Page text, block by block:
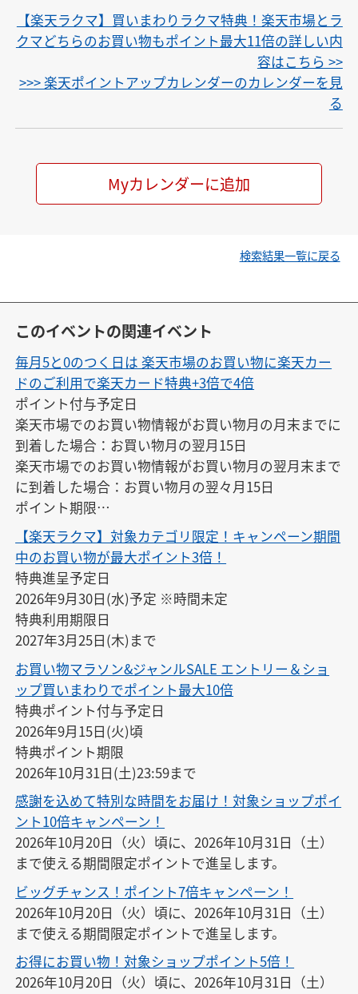
【楽天ラクマ】買いまわりラクマ特典！楽天市場とラ
クマどちらのお買い物もポイント最大11倍の詳しい内
容はこちら >>
>>> 楽天ポイントアップカレンダーのカレンダーを見
る
Myカレンダーに追加
検索結果一覧に戻る
このイベントの関連イベント
毎月5と0のつく日は 楽天市場のお買い物に楽天カー
ドのご利用で楽天カード特典+3倍で4倍
ポイント付与予定日
楽天市場でのお買い物情報がお買い物月の月末までに
到着した場合：お買い物月の翌月15日
楽天市場でのお買い物情報がお買い物月の翌月末まで
に到着した場合：お買い物月の翌々月15日
ポイント期限
付与の翌月末日23:59
【楽天ラクマ】対象カテゴリ限定！キャンペーン期間
中のお買い物が最大ポイント3倍！
特典進呈予定日
2026年9月30日(水)予定 ※時間未定
特典利用期限日
2027年3月25日(木)まで
お買い物マラソン&ジャンルSALE エントリー＆ショ
ップ買いまわりでポイント最大10倍
特典ポイント付与予定日
2026年9月15日(火)頃
特典ポイント期限
2026年10月31日(土)23:59まで
感謝を込めて特別な時間をお届け！対象ショップポイ
ント10倍キャンペーン！
2026年10月20日（火）頃に、2026年10月31日（土）
まで使える期間限定ポイントで進呈します。
ビッグチャンス！ポイント7倍キャンペーン！
2026年10月20日（火）頃に、2026年10月31日（土）
まで使える期間限定ポイントで進呈します。
お得にお買い物！対象ショップポイント5倍！
2026年10月20日（火）頃に、2026年10月31日（土）